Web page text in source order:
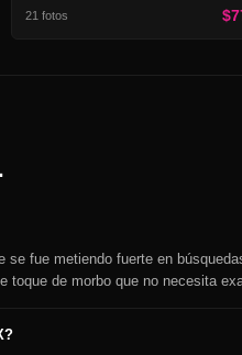
21 fotos
se fue metiendo fuerte en
toque de morbo que no necesita